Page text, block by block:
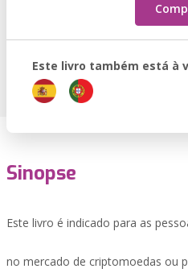
Este livro também está à
Sinopse
Este livro é indicado para as
no mercado de criptomoedas ou